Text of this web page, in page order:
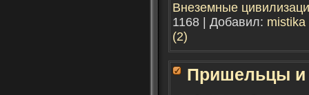
Внеземные
1168 | Добавил: mistika
(2)
Пришельцы и